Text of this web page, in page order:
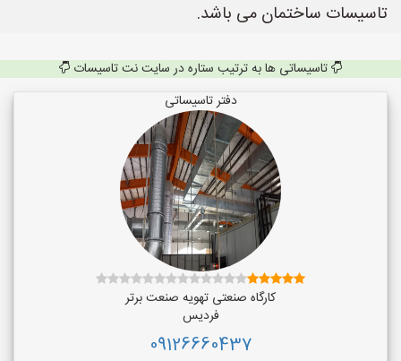
تاسیسات ساختمان می باشد.
تاسیساتی ها به ترتیب ستاره در سایت نت تاسیسات
دفتر تاسیساتی
کارگاه صنعتی تهویه صنعت برتر
فردیس
09126660437